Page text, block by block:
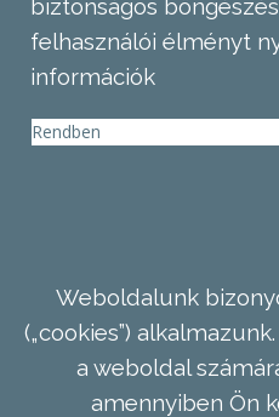
biztonságos
felhasználói élményt
információk
Rendben
Weboldalunk
(„cookies”)
a weboldal
amennyiben Ön